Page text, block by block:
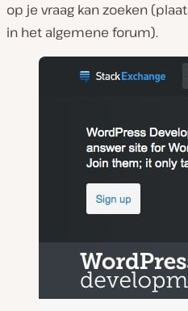
op je vraag kan zoeken
in het algemene forum).